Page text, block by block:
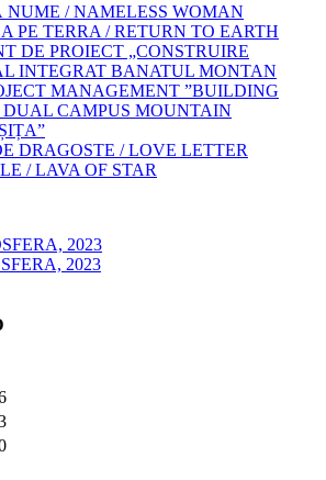
NUME / NAMELESS WOMAN
PE TERRA / RETURN TO EARTH
DE PROIECT „CONSTRUIRE
INTEGRAT BANATUL MONTAN
MANAGEMENT ”BUILDING
CAMPUS MOUNTAIN
DRAGOSTE / LOVE LETTER
/ LAVA OF STAR
2023
2023